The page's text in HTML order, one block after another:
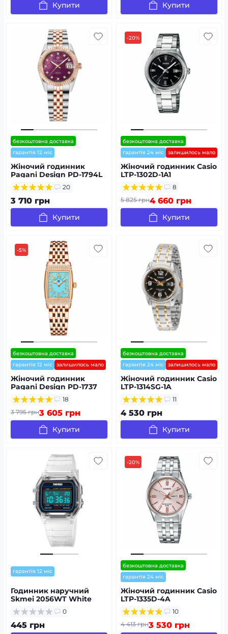
Купити Купити
безкоштовна доставка
гарантія 12 міс
Жіночий годинник
Pagani Design PD-1794L
Silver-Rose Gold-Red
20
3 710 грн
Купити
-20%
безкоштовна доставка
гарантія 24 міс
залишилось мало
Жіночий годинник Casio
LTP-1302D-1A1
8
5 825 грн4 660 грн
Купити
-5%
безкоштовна доставка
гарантія 12 міс
залишилось мало
Жіночий годинник
Pagani Design PD-1737
RoseGold-Blue18
3 795 грн3 605 грн
Купити
безкоштовна доставка
гарантія 24 міс
залишилось мало
Жіночий годинник Casio
LTP-1314SG-1A
11
4 530 грн
Купити
гарантія 12 міс
Годинник наручний
Skmei 2056WT White
0
445 грн
-20%
безкоштовна доставка
гарантія 24 міс
Жіночий годинник Casio
LTP-1335D-4A
10
4 413 грн3 530 грн